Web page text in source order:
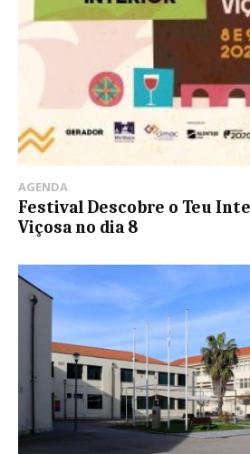
AGENDA
Festival Descobre o Teu
Viçosa no dia 8